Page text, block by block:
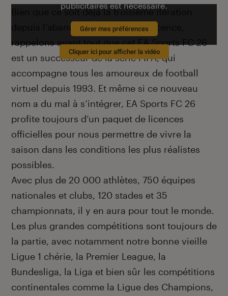
publicitaires est nécessaire.
Gérer mes préférences
Cliquer ici pour afficher la vidéo
Bien que ce soit déjà la troisième itération
depuis l’abandon de la fameuse licence,
rappelons avant tout que cet EA Sports FC 26
est un successeur de la série FIFA, qui
accompagne tous les amoureux de football
virtuel depuis 1993. Et même si ce nouveau
nom a du mal à s’intégrer, EA Sports FC 26
profite toujours d’un paquet de licences
officielles pour nous permettre de vivre la
saison dans les conditions les plus réalistes
possibles.
Avec plus de 20 000 athlètes, 750 équipes
nationales et clubs, 120 stades et 35
championnats, il y en aura pour tout le monde.
Les plus grandes compétitions sont toujours de
la partie, avec notamment notre bonne vieille
Ligue 1 chérie, la Premier League, la
Bundesliga, la Liga et bien sûr les compétitions
continentales comme la Ligue des Champions,